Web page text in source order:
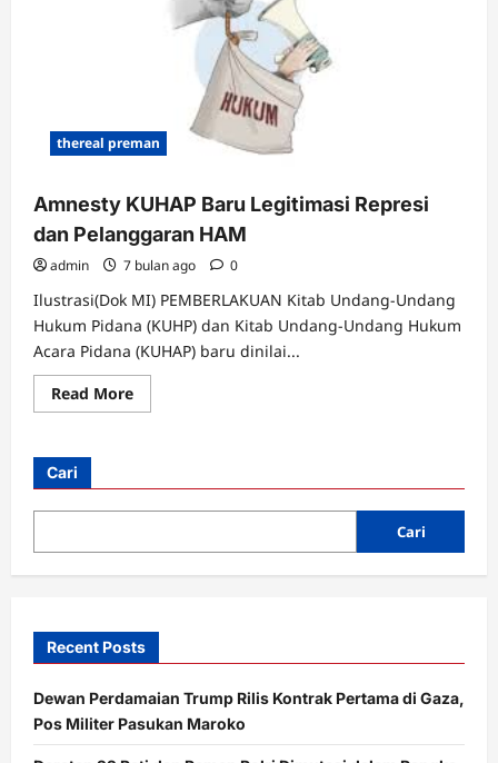
thereal preman
Amnesty KUHAP Baru Legitimasi Represi
dan Pelanggaran HAM
admin 7 bulan ago 0
Ilustrasi(Dok MI) PEMBERLAKUAN Kitab Undang-Undang
Hukum Pidana (KUHP) dan Kitab Undang-Undang Hukum
Acara Pidana (KUHAP) baru dinilai...
Read MoreRead
more
Legitimasi
dan
HAM
Cari
Cari
Recent Posts
Dewan Perdamaian Trump Rilis Kontrak Pertama di Gaza,
Pos Militer Pasukan Maroko